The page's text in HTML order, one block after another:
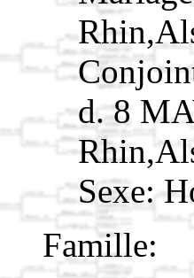
d. 8
Sexe:
Famille: